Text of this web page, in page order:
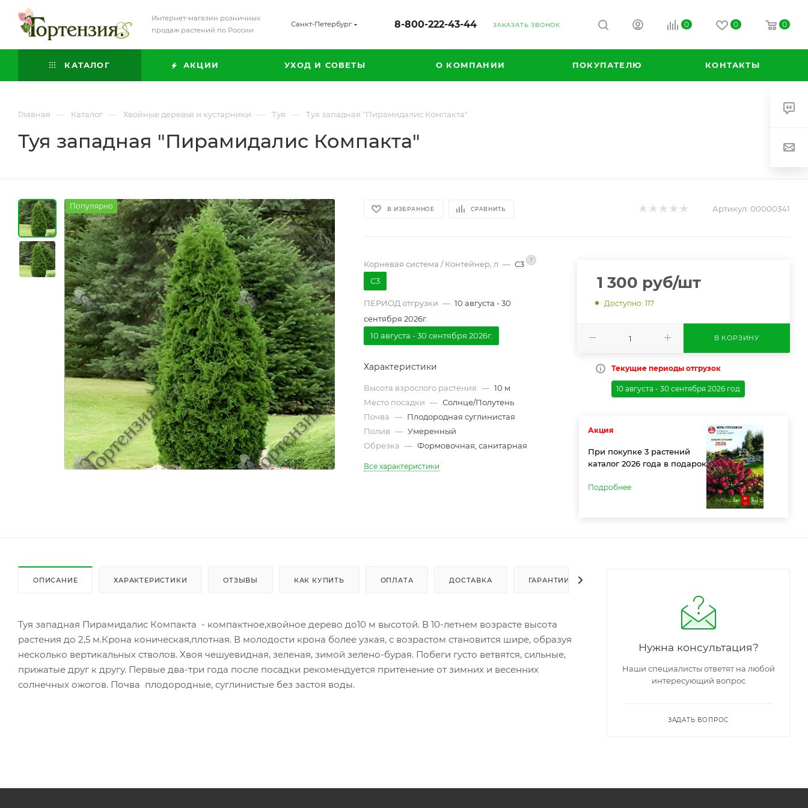
Интернет-магазин розничных
продаж растений по России
Санкт-Петербург 8-800-222-43-44 ЗАКАЗАТЬ ЗВОНОК 0 0 0
КАТАЛОГ АКЦИИ УХОД И СОВЕТЫ О КОМПАНИИ ПОКУПАТЕЛЮ КОНТАКТЫ
Главная — Каталог — Хвойные деревья и кустарники — Туя — Туя западная "Пирамидалис Компакта"
Туя западная "Пирамидалис Компакта"
Популярно В ИЗБРАННОЕ СРАВНИТЬ Артикул: 00000341
Корневая система / Контейнер, л — С3 ?
С3
ПЕРИОД отгрузки — 10 августа - 30
сентября 2026г.
10 августа - 30 сентября 2026г.
Характеристики
Высота взрослого растения — 10 м
Место посадки — Солнце/Полутень
Почва — Плодородная суглинистая
Полив — Умеренный
Обрезка — Формовочная, санитарная
Все характеристики
1 300 руб/шт
Доступно: 117
В КОРЗИНУ
Текущие периоды отгрузок
10 августа - 30 сентября 2026 год
Акция
При покупке 3 растений
каталог 2026 года в подарок
Подробнее
ОПИСАНИЕ ХАРАКТЕРИСТИКИ ОТЗЫВЫ КАК КУПИТЬ ОПЛАТА ДОСТАВКА ГАРАНТИИ
Туя западная Пирамидалис Компакта - компактное,хвойное дерево до10 м высотой. В 10-летнем возрасте высота
растения до 2,5 м.Крона коническая,плотная. В молодости крона более узкая, с возрастом становится шире, образуя
несколько вертикальных стволов. Хвоя чешуевидная, зеленая, зимой зелено-бурая. Побеги густо ветвятся, сильные,
прижатые друг к другу. Первые два-три года после посадки рекомендуется притенение от зимних и весенних
солнечных ожогов. Почва плодородные, суглинистые без застоя воды.
Нужна консультация?
Наши специалисты ответят на любой
интересующий вопрос
ЗАДАТЬ ВОПРОС